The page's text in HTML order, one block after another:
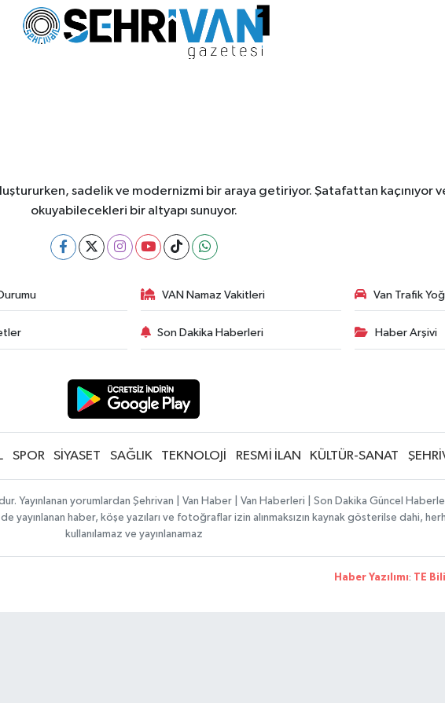
sadelik ve modernizmi bir araya getiriyor. Şatafattan kaçınıyor
okuyabilecekleri bir altyapı sunuyor.
VAN Namaz Vakitleri Van Trafik
Son Dakika Haberleri Haber Arşivi
SPOR SİYASET SAĞLIK TEKNOLOJİ RESMİ İLAN KÜLTÜR-SANAT
Yayınlanan yorumlardan Şehrivan | Van Haber | Van Haberleri | Son Dakika Güncel
yayınlanan haber, köşe yazıları ve fotoğraflar izin alınmaksızın kaynak gösterilse dahi,
kullanılamaz ve yayınlanamaz
Haber Yazılımı: TE